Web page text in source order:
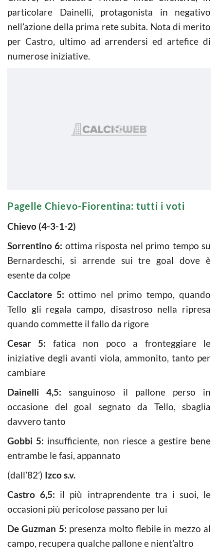
particolare Dainelli, protagonista in negativo
nell’azione della prima rete subita. Nota di merito
per Castro, ultimo ad arrendersi ed artefice di
numerose iniziative.
Pagelle Chievo-Fiorentina: tutti i voti
Chievo (4-3-1-2)
Sorrentino 6: ottima risposta nel primo tempo su
Bernardeschi, si arrende sui tre goal dove è
esente da colpe
Cacciatore 5: ottimo nel primo tempo, quando
Tello gli regala campo, disastroso nella ripresa
quando commette il fallo da rigore
Cesar 5: fatica non poco a fronteggiare le
iniziative degli avanti viola, ammonito, tanto per
cambiare
Dainelli 4,5: sanguinoso il pallone perso in
occasione del goal segnato da Tello, sbaglia
davvero tanto
Gobbi 5: insufficiente, non riesce a gestire bene
entrambe le fasi, appannato
(dall’82’) Izco s.v.
Castro 6,5: il più intraprendente tra i suoi, le
occasioni più pericolose passano per lui
De Guzman 5: presenza molto flebile in mezzo al
campo, recupera qualche pallone e nient’altro